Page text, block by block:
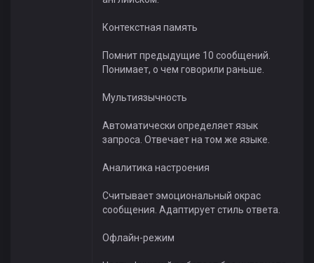
Контекстная память
Помнит предыдущие 10 сообщений.
Понимает, о чем говорили раньше.
Мультиязычность
Автоматически определяет язык
запроса. Отвечает на том же языке.
Аналитика настроения
Считывает эмоциональный окрас
сообщения. Адаптирует стиль ответа.
Офлайн-режим